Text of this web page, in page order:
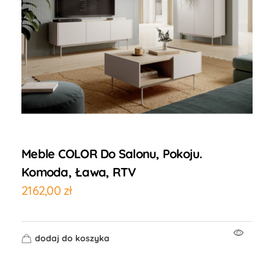
Meble COLOR Do Salonu, Pokoju.
Komoda, Ława, RTV
2162,00 zł
dodaj do koszyka